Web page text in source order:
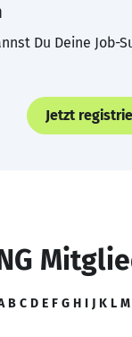
Du Deine Job-
Jetzt
B C D E F G H I J K L M